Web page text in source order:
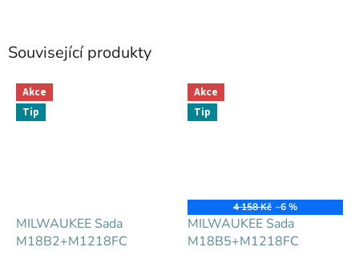
Související produkty
Akce
Tip
MILWAUKEE Sada
M18B2+M1218FC
Akce
Tip
4 158 Kč –6 %
MILWAUKEE Sada
M18B5+M1218FC